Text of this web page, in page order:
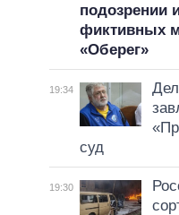
подозрении
фиктивных
«Оберег»
19:34
суд
19:30